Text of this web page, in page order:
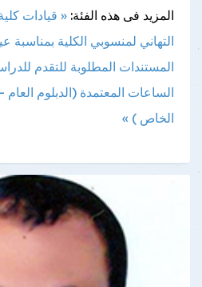
المزيد فى هذه الفئة: « قيادات
التهاني لمنسوبي الكلية بمناسبة
المستندات المطلوبة للتقدم
الساعات المعتمدة (الدبلوم العام
الخاص ) »